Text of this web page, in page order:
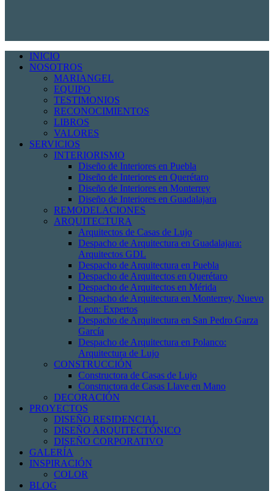
INICIO
NOSOTROS
MARIANGEL
EQUIPO
TESTIMONIOS
RECONOCIMIENTOS
LIBROS
VALORES
SERVICIOS
INTERIORISMO
Diseño de Interiores en Puebla
Diseño de Interiores en Querétaro
Diseño de Interiores en Monterrey
Diseño de Interiores en Guadalajara
REMODELACIONES
ARQUITECTURA
Arquitectos de Casas de Lujo
Despacho de Arquitectura en Guadalajara:
Arquitectos GDL
Despacho de Arquitectura en Puebla
Despacho de Arquitectos en Querétaro
Despacho de Arquitectos en Mérida
Despacho de Arquitectura en Monterrey, Nuevo
Leon: Expertos
Despacho de Arquitectura en San Pedro Garza
García
Despacho de Arquitectura en Polanco:
Arquitectura de Lujo
CONSTRUCCIÓN
Constructora de Casas de Lujo
Constructora de Casas Llave en Mano
DECORACIÓN
PROYECTOS
DISEÑO RESIDENCIAL
DISEÑO ARQUITECTÓNICO
DISEÑO CORPORATIVO
GALERÍA
INSPIRACIÓN
COLOR
BLOG